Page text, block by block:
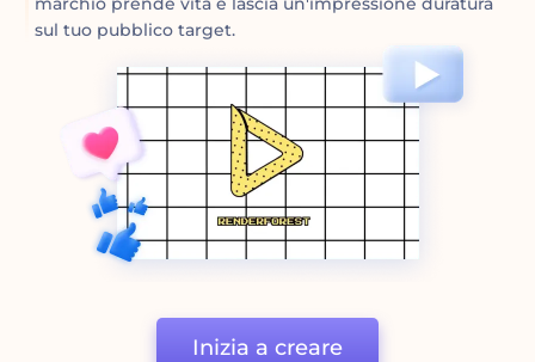
sul tuo pubblico target.
Inizia a creare